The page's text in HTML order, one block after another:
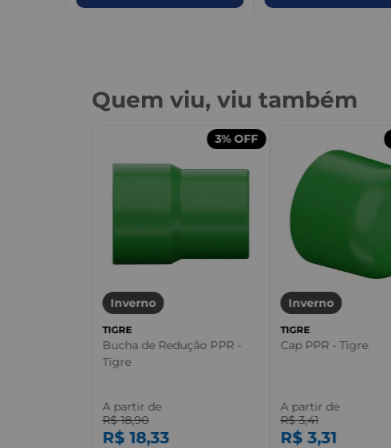
Quem viu, viu também
3%OFF
Inverno
TIGRE
Bucha de Redução PPR -
Tigre
A partir de
R$ 18,90
R$ 18,33
Inverno
TIGRE
Cap PPR - Tigre
A partir de
R$ 3,41
R$ 3,31